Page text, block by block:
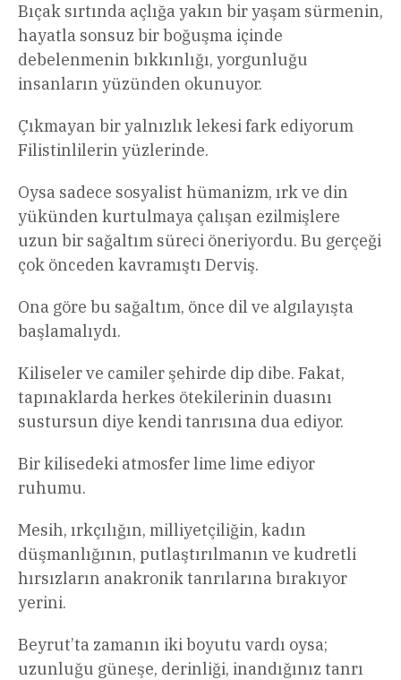
Bıçak sırtında açlığa yakın bir yaşam sürmenin,
hayatla sonsuz bir boğuşma içinde
debelenmenin bıkkınlığı, yorgunluğu
insanların yüzünden okunuyor.
Çıkmayan bir yalnızlık lekesi fark ediyorum
Filistinlilerin yüzlerinde.
Oysa sadece sosyalist hümanizm, ırk ve din
yükünden kurtulmaya çalışan ezilmişlere
uzun bir sağaltım süreci öneriyordu. Bu gerçeği
çok önceden kavramıştı Derviş.
Ona göre bu sağaltım, önce dil ve algılayışta
başlamalıydı.
Kiliseler ve camiler şehirde dip dibe. Fakat,
tapınaklarda herkes ötekilerinin duasını
sustursun diye kendi tanrısına dua ediyor.
Bir kilisedeki atmosfer lime lime ediyor
ruhumu.
Mesih, ırkçılığın, milliyetçiliğin, kadın
düşmanlığının, putlaştırılmanın ve kudretli
hırsızların anakronik tanrılarına bırakıyor
yerini.
Beyrut’ta zamanın iki boyutu vardı oysa;
uzunluğu güneşe, derinliği, inandığınız tanrı